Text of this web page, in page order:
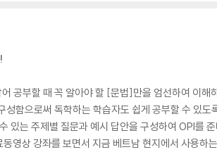
어 공부할 때 꼭 알아야 할 [문법]만을 엄선하여 이
성함으로써 독학하는 학습자도 쉽게 공부할 수 있
있는 주제별 질문과 예시 답안을 구성하여 OPI를
영상 강좌를 보면서 지금 베트남 현지에서 사용하